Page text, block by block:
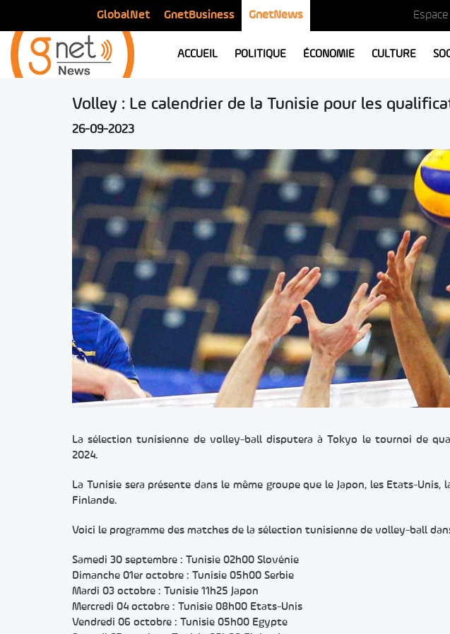
GlobalNet GnetBusiness GnetNews
ACCUEIL POLITIQUE ÉCONOMIE CULTURE
Volley : Le calendrier de la Tunisie pour les
26-09-2023
La sélection tunisienne de volley-ball disputera à Tokyo le tournoi de
2024.
La Tunisie sera présente dans le même groupe que le Japon, les Etats-Unis,
Finlande.
Voici le programme des matches de la sélection tunisienne de volley-ball
Samedi 30 septembre : Tunisie 02h00 Slovénie
Dimanche 01er octobre : Tunisie 05h00 Serbie
Mardi 03 octobre : Tunisie 11h25 Japon
Mercredi 04 octobre : Tunisie 08h00 Etats-Unis
Vendredi 06 octobre : Tunisie 05h00 Egypte